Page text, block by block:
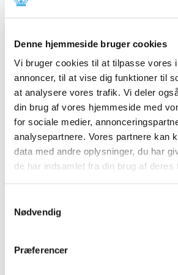
Denne hjemmeside bruger cookies
Vi bruger cookies til at tilpasse vores
annoncer, til at vise dig funktioner til
at analysere vores trafik. Vi deler
din brug af vores hjemmeside med
for sociale medier,
analysepartnere. Vores partnere kan
data med andre oplysninger, du har
de har indsamlet fra din brug af deres
Nødvendig
Præferencer
Med nye EU-regler, der træder i kraft
Opdatering af produktresumeer
ændrede ATC-koder for 2019
|18. januar 2019|
Indehavere af
der er godkendt efter den nationale
Bevilling til at drive Haderslev
| 17. januar 2019|
Lægemiddelstyrelsen har den 11.
Lene Kæstel bevilling til at drive
medicin mod urinsyregigt